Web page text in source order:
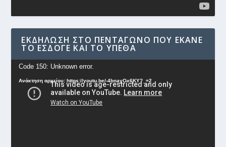
ΕΚΔΉΛΩΣΗ ΣΤΟ ΠΕΝΤΆΓΩΝΟ ΠΟΥ ΈΚΑΝΕ
ΤΟ ΕΣΔΟΓΕ ΚΑΙ ΤΟ ΥΠΕΘΑ
Πρόγραμμα
Αναπαραγωγής
Βίντεο
Code 150: Unknown error.
Ανάκτηση αρχείου: https://youtu.be/-4bnayOx6KY?_=2